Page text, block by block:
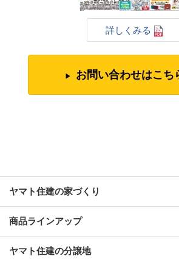
詳しくみる
お問い合わせはこち
ヤマト住建の家づくり
商品ラインアップ
ヤマト住建の分譲地